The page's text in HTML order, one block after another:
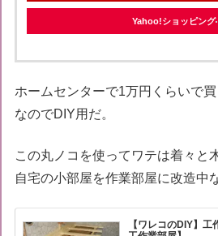
Yahoo!ショッピング
ホームセンターで1万円くらいで
なのでDIY用だ。
この丸ノコを使ってワテは着々と
自宅の小部屋を作業部屋に改造中
【ワレコのDIY】